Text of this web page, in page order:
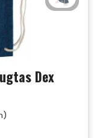
Dex